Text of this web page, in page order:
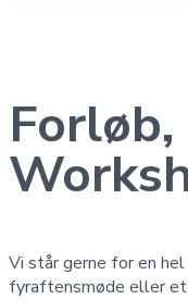
Vi står gerne for en
fyraftensmøde eller